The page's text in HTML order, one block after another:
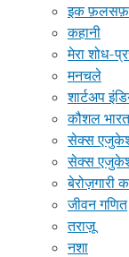
इक
कहानी
मेरा शोध-
मनचले
शार्टअप
कौशल
सेक्स
सेक्स
बेरोज़गारी
जीवन गणित
तराज़ू
नशा